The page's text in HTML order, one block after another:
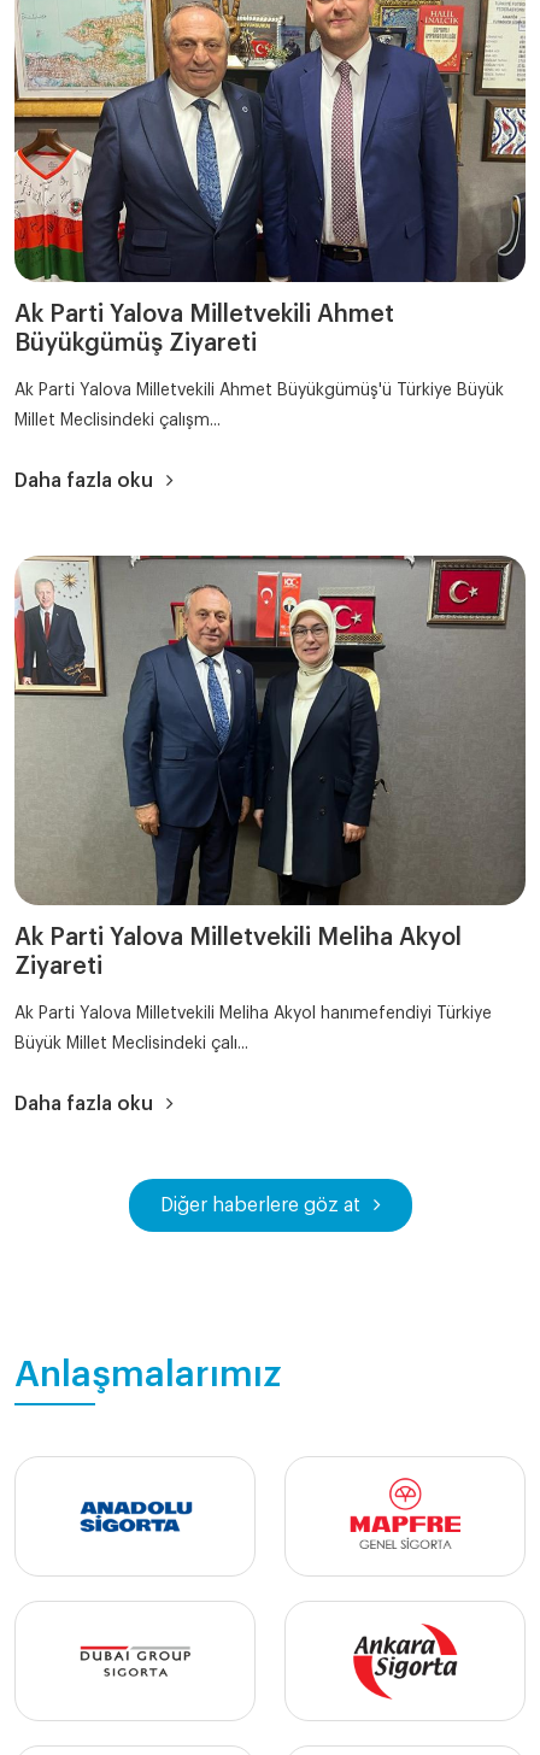
Ak Parti Yalova Milletvekili Ahmet
Büyükgümüş Ziyareti
Ak Parti Yalova Milletvekili Ahmet Büyükgümüş'ü Türkiye Büyük
Millet Meclisindeki çalışm...
Daha fazla oku
Ak Parti Yalova Milletvekili Meliha Akyol
Ziyareti
Ak Parti Yalova Milletvekili Meliha Akyol hanımefendiyi Türkiye
Büyük Millet Meclisindeki çalı...
Daha fazla oku
Diğer haberlere göz at
Anlaşmalarımız